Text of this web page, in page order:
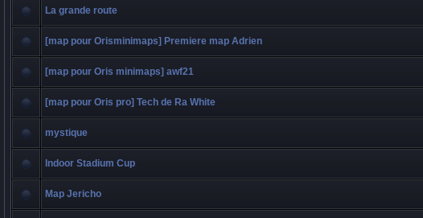
La grande route
[map pour Orisminimaps] Premiere map Adrien
[map pour Oris minimaps] awf21
[map pour Oris pro] Tech de Ra White
mystique
Indoor Stadium Cup
Map Jericho